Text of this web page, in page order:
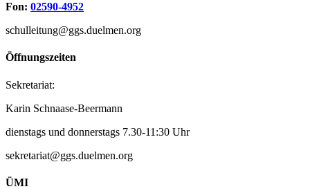
Fon: 02590-4952
schulleitung@ggs.duelmen.org
Öffnungszeiten
Sekretariat:
Karin Schnaase-Beermann
dienstags und donnerstags 7.30-11:30 Uhr
sekretariat@ggs.duelmen.org
ÜMI